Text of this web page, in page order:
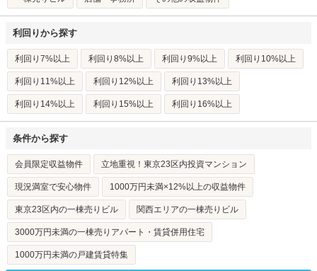
利回りから探す
利回り7%以上 利回り8%以上 利回り9%以上 利回り10%以上
利回り11%以上 利回り12%以上 利回り13%以上
利回り14%以上 利回り15%以上 利回り16%以上
条件から探す
会員限定収益物件 立地重視！東京23区内投資マンション
現況満室で安心物件 1000万円未満×12%以上の収益物件
東京23区内の一棟売りビル 関西エリアの一棟売りビル
3000万円未満の一棟売りアパート・賃貸併用住宅
1000万円未満の戸建賃貸特集